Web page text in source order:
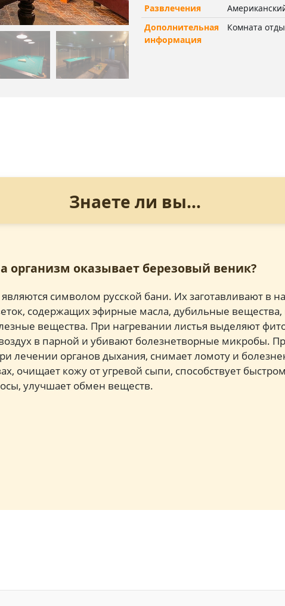
Развлечения
Дополнительная
информация
Комната
Знаете ли вы...
организм оказывает березовый веник?
символом русской бани. Их заготавливают в
содержащих эфирные масла, дубильные
вещества. При нагревании листья выделяют
в парной и убивают болезнетворные микробы.
лечении органов дыхания, снимает ломоту и
очищает кожу от угревой сыпи, способствует
улучшает обмен веществ.